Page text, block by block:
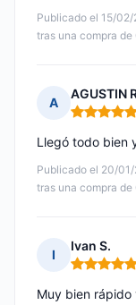
Publicado el 15/
tras una compra
A
AGUSTIN
Nota: 5 de
Publicado el 20/
tras una compra
Llegó todo bien
I
Ivan S.
Nota: 5 de
Muy bien